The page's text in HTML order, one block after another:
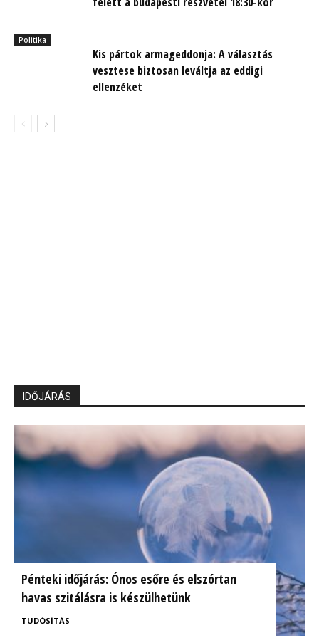
Politika
Kis pártok armageddonja: A választás
vesztese biztosan leváltja az eddigi
ellenzéket
IDŐJÁRÁS
Pénteki időjárás: Ónos esőre és elszórtan
havas szitálásra is készülhetünk
TUDÓSÍTÁS